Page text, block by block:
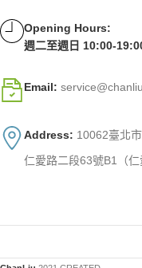
Opening Hours:
週二至週日 10:00-
Email:
Address: 10062臺北
仁愛路二段63號B1（仁